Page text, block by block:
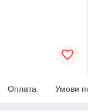
Оплата Умови